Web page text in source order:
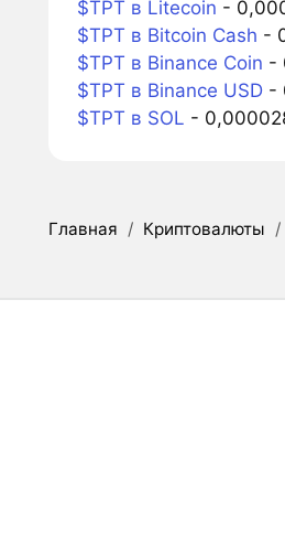
$TPT в Litecoin -
$TPT в Bitcoin Cash -
$TPT в Binance Coin -
$TPT в Binance USD-
$TPT в SOL -
Главная / Криптовалюты /